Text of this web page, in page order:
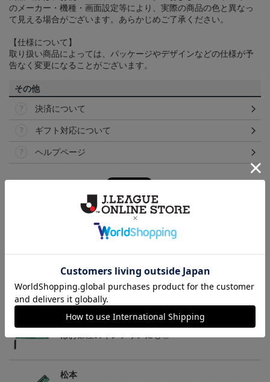
のメーカー・機種・画面設定等により、実際の商品の色と異なっ
て見える場合がございます。あらかじめご了承ください。
【仕様について】
取り扱い商品によっては、パッケージやデザインなどの仕様が予
告なく変更になることがございます。
その他
決済について
ギフト対応について
ヘルプページ
ングなガンズくんのぬいぐるみ
ガンズくんが大きく描かれたグリップ付きフラッグ
はお部屋のインテリアにも◎
松本